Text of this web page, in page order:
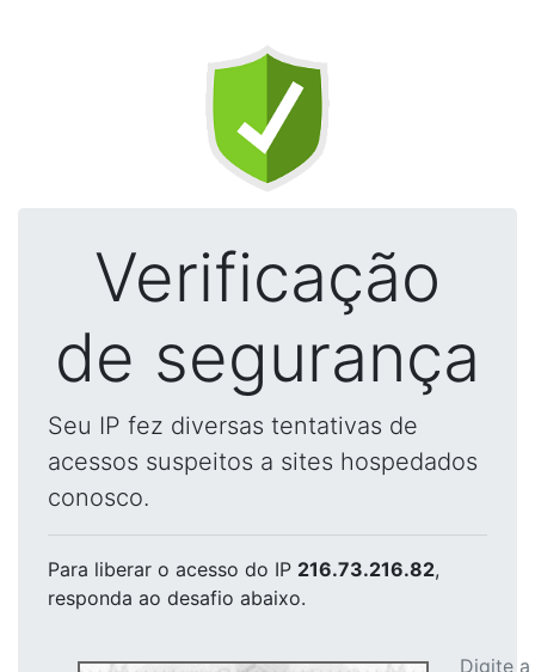
Verificação
de segurança
Seu IP fez diversas tentativas de
acessos suspeitos a sites hospedados
conosco.
Para liberar o acesso do IP 216.73.216.82,
responda ao desafio abaixo.
Digite